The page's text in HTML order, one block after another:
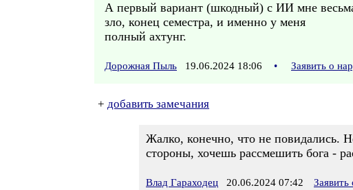
А первый вариант (шкодный) с ИИ мне
зло, конец семестра, и именно у меня
полный ахтунг.
Дорожная Пыль 19.06.2024 18:06 • Заявить о
+ добавить замечания
Жалко, конечно, что не повидались.
стороны, хочешь рассмешить бога -
Влад Гараходец 20.06.2024 07:42